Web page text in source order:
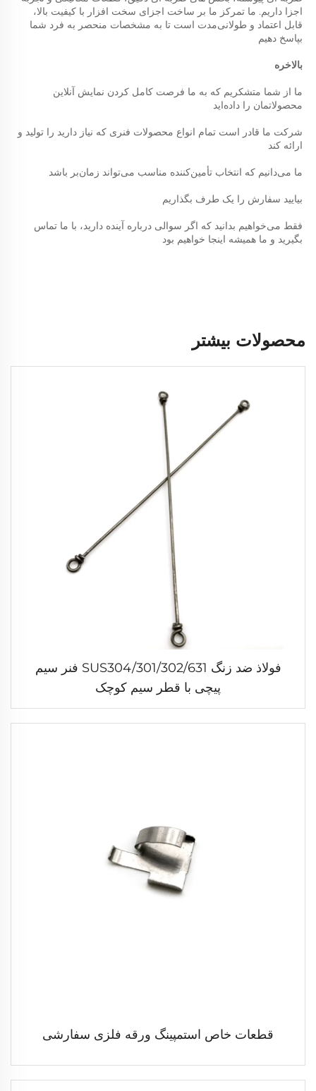
بپاسخ دهیم
بالاخره
محصولاتمان را داده‌اید
ارائه کند
ما می‌دانیم که انتخاب تأمین‌کننده مناسب می‌تواند زمان‌بر باشد
بیایید سفارش را یک طرف بگذاریم
بگیرید و ما همیشه اینجا خواهیم بود
محصولات بیشتر
فولاذ ضد زنگ SUS304/301/302/631 فنر سیم
پیچی با قطر سیم کوچک
قطعات خاص استمپینگ ورقه فلزی سفارشی